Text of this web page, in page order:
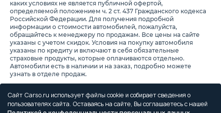
каких условиях не является публичной офертой,
определяемой положением ч. 2 ст. 437 Гражданского кодекса
Российской Федерации. Для получения подробной
информации о стоимости автомобилей, пожалуйста,
обращайтесь к менеджеру по продажам. Все цены на сайте
указаны с учетом скидок. Условия на покупку автомобиля
указаны по кредиту и включают в себя обязательные
страховые продукты, которые оплачиваются отдельно.
Автомобили есть в наличии и на заказ, подробно можете
узнать в отделе продаж.
Предоставляя свои персональные данные и используя
настоящий веб-сайт, Вы соглашаетесь с обработкой Ваших
персональных данных и принимаете условия их обработки.
Сайт Carso.ru использует файлы cookie и собирает сведения о
пользователях сайта. Оставаясь на сайте, Вы соглашаетесь с нашей